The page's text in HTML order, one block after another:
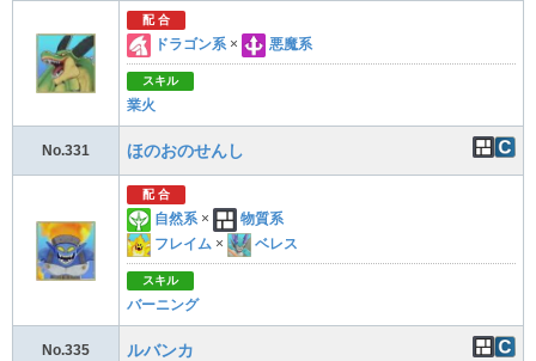
配 合
ドラゴン系 × 悪魔系
スキル
業火
No.331 ほのおのせんし
配 合
自然系 ×
物質系
フレイム × ベレス
スキル
バーニング
No.335 ルバンカ